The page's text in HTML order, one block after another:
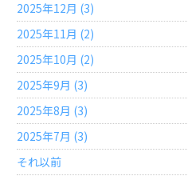
2025年12月 (3)
2025年11月 (2)
2025年10月 (2)
2025年9月 (3)
2025年8月 (3)
2025年7月 (3)
それ以前